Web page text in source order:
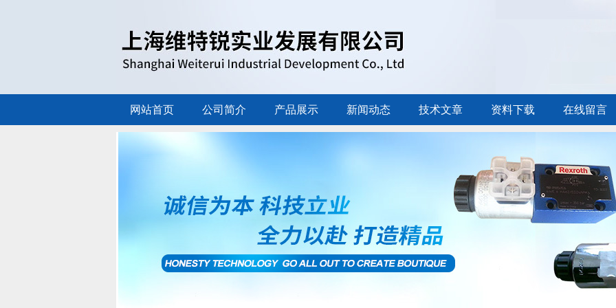
网站首页 公司简介 产品展示 新闻动态 技术文章 资料下载 在线留言